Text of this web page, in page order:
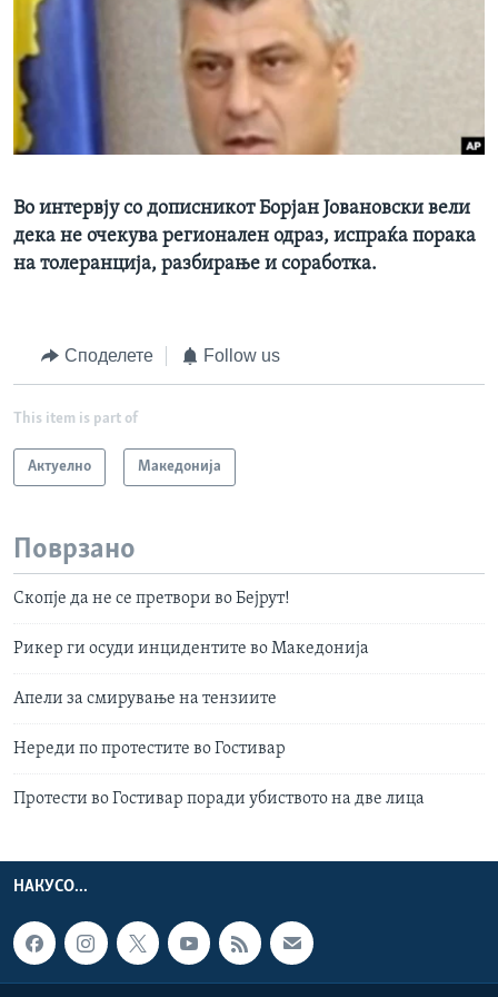
Јазици
Во интервју со дописникот Борјан Јовановски вели
дека не очекува регионален одраз, испраќа порака
на толеранција, разбирање и соработка.
Споделете Follow us
This item is part of
Актуелно Македонија
Поврзано
Скопје да не се претвори во Бејрут!
Рикер ги осуди инцидентите во Македонија
Апели за смирување на тензиите
Нереди по протестите во Гостивар
Протести во Гостивар поради убиството на две лица
НАКУСО...